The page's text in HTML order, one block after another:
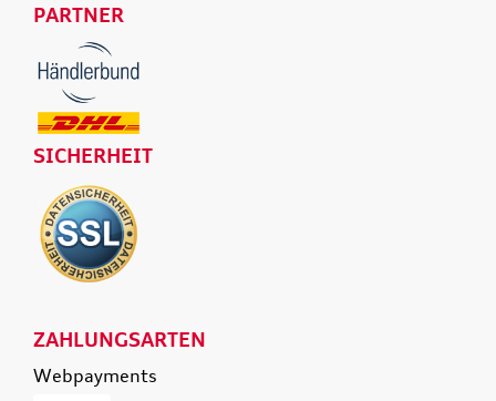
PARTNER
SICHERHEIT
ZAHLUNGSARTEN
Webpayments